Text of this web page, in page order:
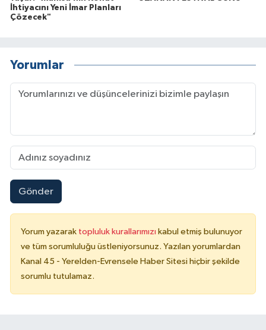
İhtiyacını Yeni İmar Planları
Çözecek"
Yorumlar
Gönder
Yorum yazarak topluluk kurallarımızı kabul etmiş bulunuyor
ve tüm sorumluluğu üstleniyorsunuz. Yazılan yorumlardan
Kanal 45 - Yerelden-Evrensele Haber Sitesi hiçbir şekilde
sorumlu tutulamaz.